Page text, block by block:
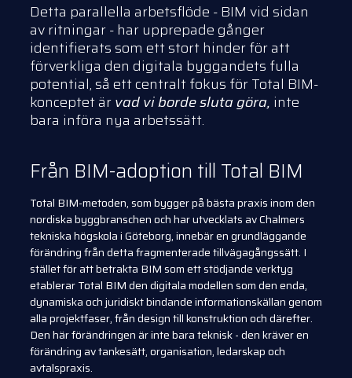
Detta parallella arbetsflöde - BIM vid sidan
av ritningar - har upprepade gånger
identifierats som ett stort hinder för att
förverkliga den digitala byggandets fulla
potential, så ett centralt fokus för Total BIM-
konceptet ärvad vi borde sluta göra, inte
bara införa nya arbetssätt.
Från BIM-adoption till Total BIM
Total BIM-metoden, som bygger på bästa praxis inom den
nordiska byggbranschen och har utvecklats av Chalmers
tekniska högskola i Göteborg, innebär en grundläggande
förändring från detta fragmenterade tillvägagångssätt. I
stället för att betrakta BIM som ett stödjande verktyg
etablerar Total BIM den digitala modellen som den enda,
dynamiska och juridiskt bindande informationskällan genom
alla projektfaser, från design till konstruktion och därefter.
Den här förändringen är inte bara teknisk - den kräver en
förändring av tankesätt, organisation, ledarskap och
avtalspraxis.